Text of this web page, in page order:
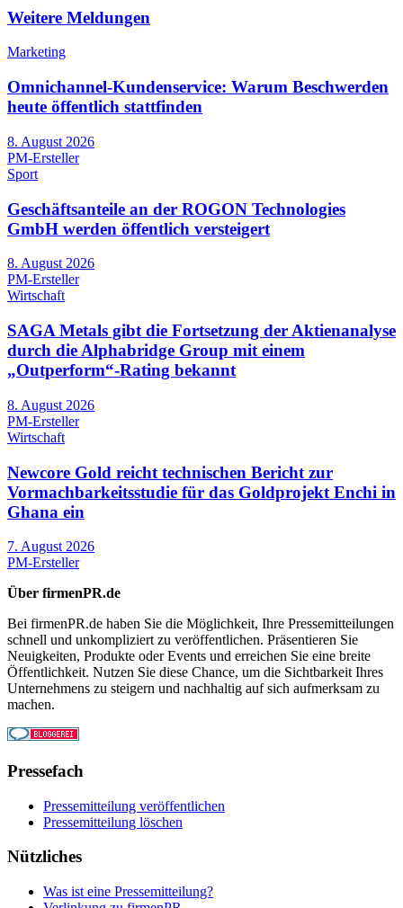
Weitere Meldungen
Marketing
Omnichannel-Kundenservice: Warum Beschwerden
heute öffentlich stattfinden
8. August 2026
PM-Ersteller
Sport
Geschäftsanteile an der ROGON Technologies
GmbH werden öffentlich versteigert
8. August 2026
PM-Ersteller
Wirtschaft
SAGA Metals gibt die Fortsetzung der Aktienanalyse
durch die Alphabridge Group mit einem
„Outperform“-Rating bekannt
8. August 2026
PM-Ersteller
Wirtschaft
Newcore Gold reicht technischen Bericht zur
Vormachbarkeitsstudie für das Goldprojekt Enchi in
Ghana ein
7. August 2026
PM-Ersteller
Über firmenPR.de
Bei firmenPR.de haben Sie die Möglichkeit, Ihre Pressemitteilungen
schnell und unkompliziert zu veröffentlichen. Präsentieren Sie
Neuigkeiten, Produkte oder Events und erreichen Sie eine breite
Öffentlichkeit. Nutzen Sie diese Chance, um die Sichtbarkeit Ihres
Unternehmens zu steigern und nachhaltig auf sich aufmerksam zu
machen.
Pressefach
Pressemitteilung veröffentlichen
Pressemitteilung löschen
Nützliches
Was ist eine Pressemitteilung?